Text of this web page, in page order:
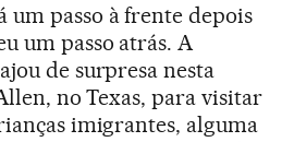
um passo à frente depois
um passo atrás. A
de surpresa nesta
no Texas, para visitar
imigrantes, alguma